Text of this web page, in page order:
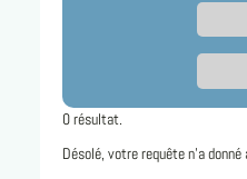
0 résultat.
Désolé, votre requête n'a